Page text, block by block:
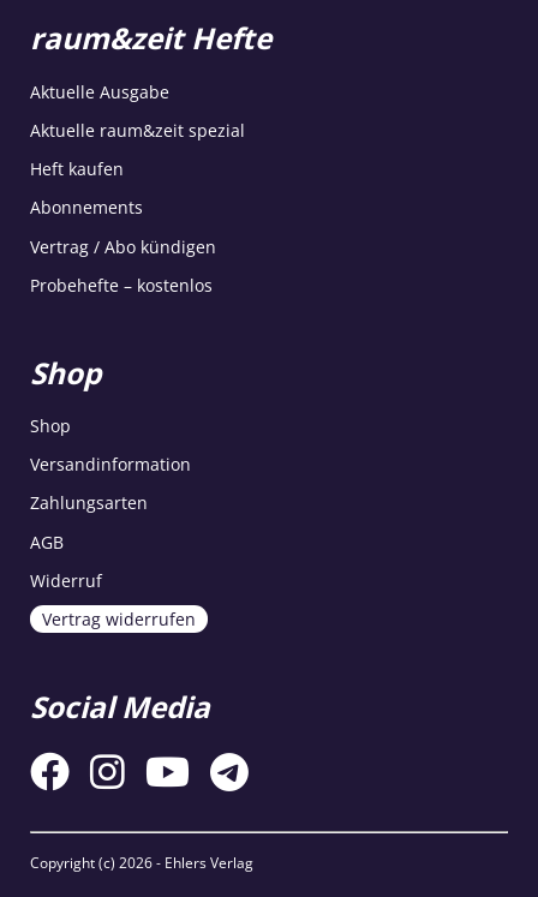
raum&zeit Hefte
Aktuelle Ausgabe
Aktuelle raum&zeit spezial
Heft kaufen
Abonnements
Vertrag / Abo kündigen
Probehefte – kostenlos
Shop
Shop
Versandinformation
Zahlungsarten
AGB
Widerruf
Vertrag widerrufen
Social Media
Copyright (c) 2026 - Ehlers Verlag